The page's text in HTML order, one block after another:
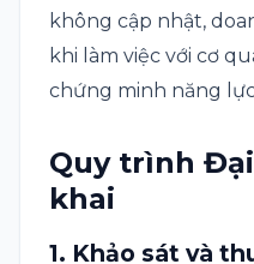
không cập nhật,
khi làm việc với cơ
chứng minh năng
Quy trình
khai
1. Khảo sát và